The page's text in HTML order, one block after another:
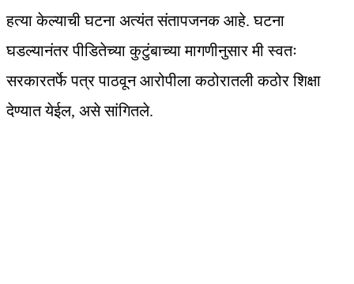
हत्या केल्याची घटना अत्यंत संतापजनक आहे. घटना
घडल्यानंतर पीडितेच्या कुटुंबाच्या मागणीनुसार मी स्वतः
सरकारतर्फे पत्र पाठवून आरोपीला कठोरातली कठोर शिक्षा
देण्यात येईल, असे सांगितले.